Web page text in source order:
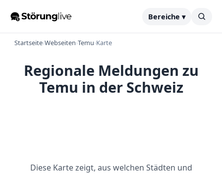
Bereiche ▾
Startseite›Webseiten›Temu›Karte
Regionale Meldungen zu
Temu in der Schweiz
Diese Karte zeigt, aus welchen Städten und